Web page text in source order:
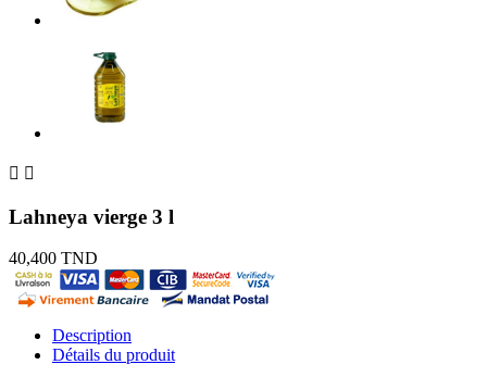
 
Lahneya vierge 3 l
40,400 TND
Description
Détails du produit